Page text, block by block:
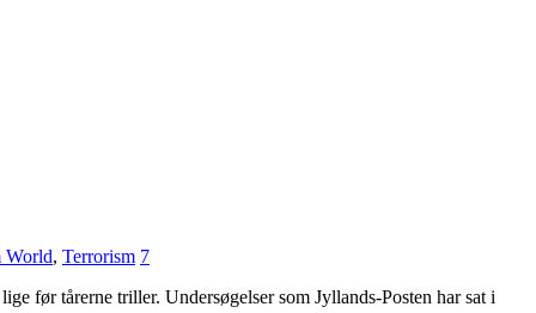
World, Terrorism 7
før tårerne triller. Undersøgelser som Jyllands-Posten har sat i